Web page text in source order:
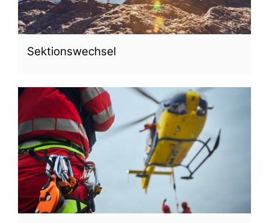
Sektionswechsel